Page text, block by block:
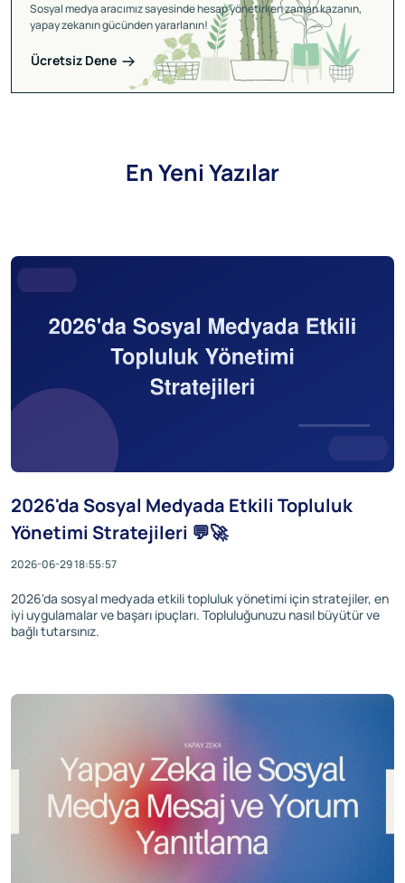
Sosyal medya aracımız sayesinde hesap yönetirken zaman kazanın,
yapay zekanın gücünden yararlanın!
Ücretsiz Dene
En Yeni Yazılar
2026'da Sosyal Medyada Etkili Topluluk
Yönetimi Stratejileri 💬🚀
2026-06-29 18:55:57
2026'da sosyal medyada etkili topluluk yönetimi için stratejiler, en
iyi uygulamalar ve başarı ipuçları. Topluluğunuzu nasıl büyütür ve
bağlı tutarsınız.